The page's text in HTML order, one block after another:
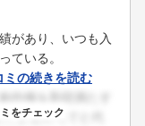
があり、いつも入
ている。
ミの続きを読む
をチェック